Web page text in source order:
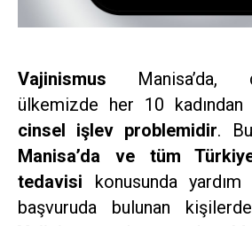
Vajinismus Manisa’da,
ülkemizde her 10
cinsel işlev problemidir.
Manisa’da ve tüm
tedavisi konusunda
başvuruda bulunan